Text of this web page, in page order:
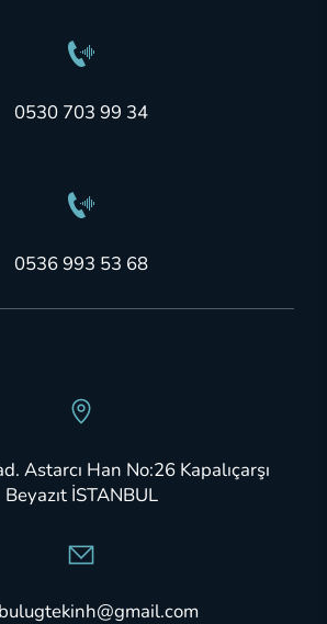
0530 703 99 34
0536 993 53 68
Astarcı Han No:26 Kapalıçarşı
Beyazıt İSTANBUL